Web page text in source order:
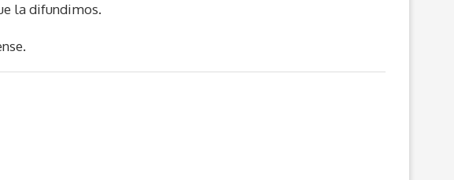
la difundimos.